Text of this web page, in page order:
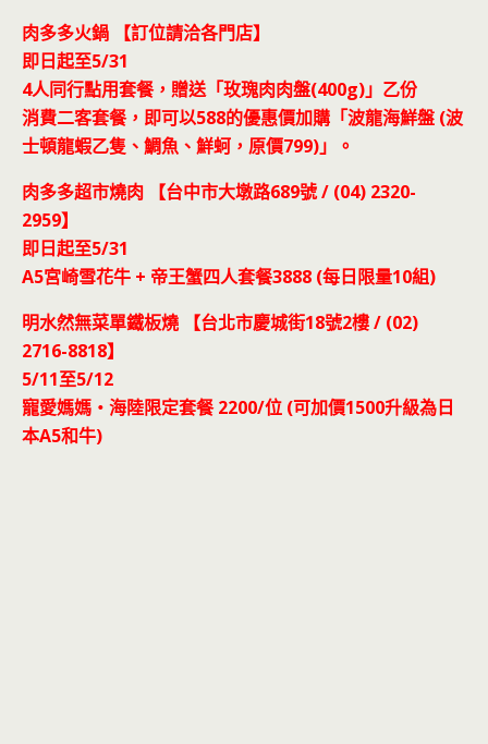
肉多多火鍋 【訂位請洽各門店】
即日起至5/31
4人同行點用套餐，贈送「玫瑰肉肉盤(400g)」乙份
消費二客套餐，即可以588的優惠價加購「波龍海鮮盤 (波
士頓龍蝦乙隻、鯛魚、鮮蚵，原價799)」。
肉多多超市燒肉 【台中市大墩路689號 / (04) 2320-
2959】
即日起至5/31
A5宮崎雪花牛 + 帝王蟹四人套餐3888 (每日限量10組)
明水然無菜單鐵板燒 【台北市慶城街18號2樓 / (02)
2716-8818】
5/11至5/12
寵愛媽媽‧海陸限定套餐 2200/位 (可加價1500升級為日
本A5和牛)